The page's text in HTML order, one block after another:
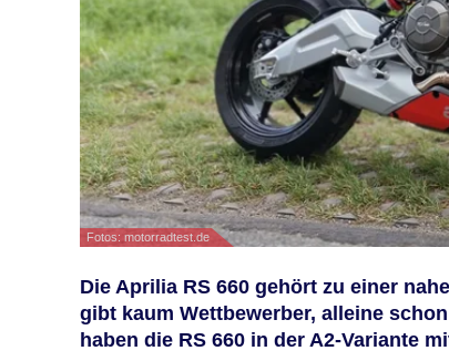
Fotos: motorradtest.de
Die Aprilia RS 660 gehört zu einer
gibt kaum Wettbewerber, alleine
haben die RS 660 in der A2-Variante